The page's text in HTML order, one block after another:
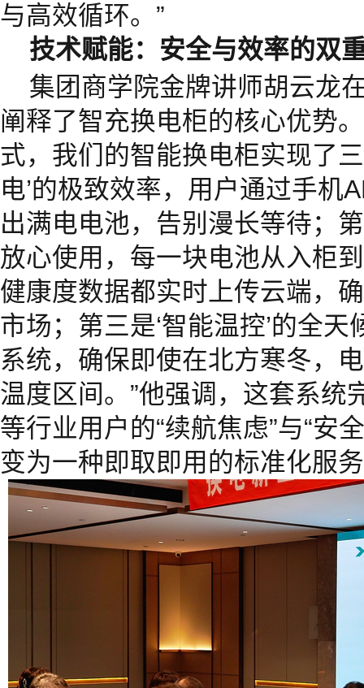
与高效循环。”
技术赋能：安全与效率的双
集团商学院金牌讲师胡云龙
阐释了智充换电柜的核心优势
式，我们的智能换电柜实现了
电’的极致效率，用户通过手机
出满电电池，告别漫长等待；
放心使用，每一块电池从入柜
健康度数据都实时上传云端，
市场；第三是‘智能温控’的全
系统，确保即使在北方寒冬，
温度区间。”他强调，这套系统
等行业用户的“续航焦虑”与“安
变为一种即取即用的标准化服